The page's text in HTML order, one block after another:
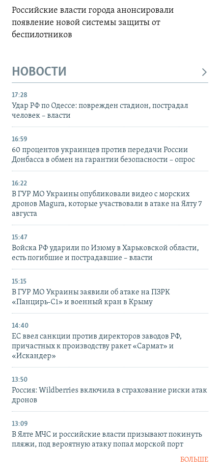
Российские власти города анонсировали
появление новой системы защиты от
беспилотников
НОВОСТИ
17:28
Удар РФ по Одессе: поврежден стадион, пострадал
человек – власти
16:59
60 процентов украинцев против передачи России
Донбасса в обмен на гарантии безопасности – опрос
16:22
В ГУР МО Украины опубликовали видео с морских
дронов Magura, которые участвовали в атаке на Ялту 7
августа
15:47
Войска РФ ударили по Изюму в Харьковской области,
есть погибшие и пострадавшие – власти
15:15
В ГУР МО Украины заявили об атаке на ПЗРК
«Панцирь-С1» и военный кран в Крыму
14:40
ЕС ввел санкции против директоров заводов РФ,
причастных к производству ракет «Сармат» и
«Искандер»
13:50
Россия: Wildberries включила в страхование риски атак
дронов
13:09
В Ялте МЧС и российские власти призывают покинуть
пляжи, под вероятную атаку попал морской порт
БОЛЬШЕ